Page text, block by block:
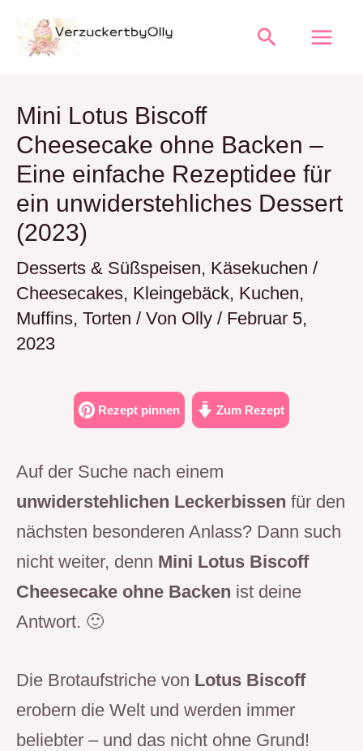
Inhalt
Suchen
Mini Lotus Biscoff
Cheesecake ohne Backen –
Eine einfache Rezeptidee für
ein unwiderstehliches Dessert
(2023)
Desserts & Süßspeisen, Käsekuchen /
Cheesecakes, Kleingebäck, Kuchen,
Muffins, Torten / Von Olly / Februar 5,
2023
Rezept pinnen Zum Rezept
Auf der Suche nach einem
unwiderstehlichen Leckerbissen für den
nächsten besonderen Anlass? Dann such
nicht weiter, denn Mini Lotus Biscoff
Cheesecake ohne Backen ist deine
Antwort. 🙂
Die Brotaufstriche von Lotus Biscoff
erobern die Welt und werden immer
beliebter – und das nicht ohne Grund!